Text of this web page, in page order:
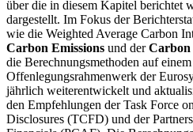
über die in diesem Kapitel berichtet
dargestellt. Im Fokus der
wie die Weighted Average Carbon
Carbon Emissions und der
die Berechnungsmethoden auf
Offenlegungsrahmenwerk der
jährlich weiterentwickelt und
den Empfehlungen der Task Force
Disclosures (TCFD) und der